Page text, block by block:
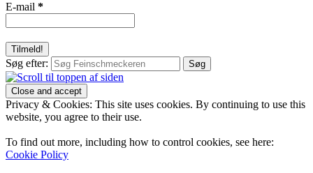
E-mail *
Søg efter:
Privacy & Cookies: This site uses cookies. By continuing to use this
website, you agree to their use.
To find out more, including how to control cookies, see here:
Cookie Policy